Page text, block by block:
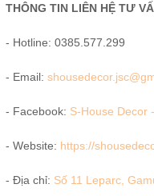
THÔNG TIN LIÊN HỆ TƯ
- Hotline: 0385.577.299
- Email:
- Facebook: S-House Decor
- Website: https://
- Địa chỉ: Số 11 Leparc,